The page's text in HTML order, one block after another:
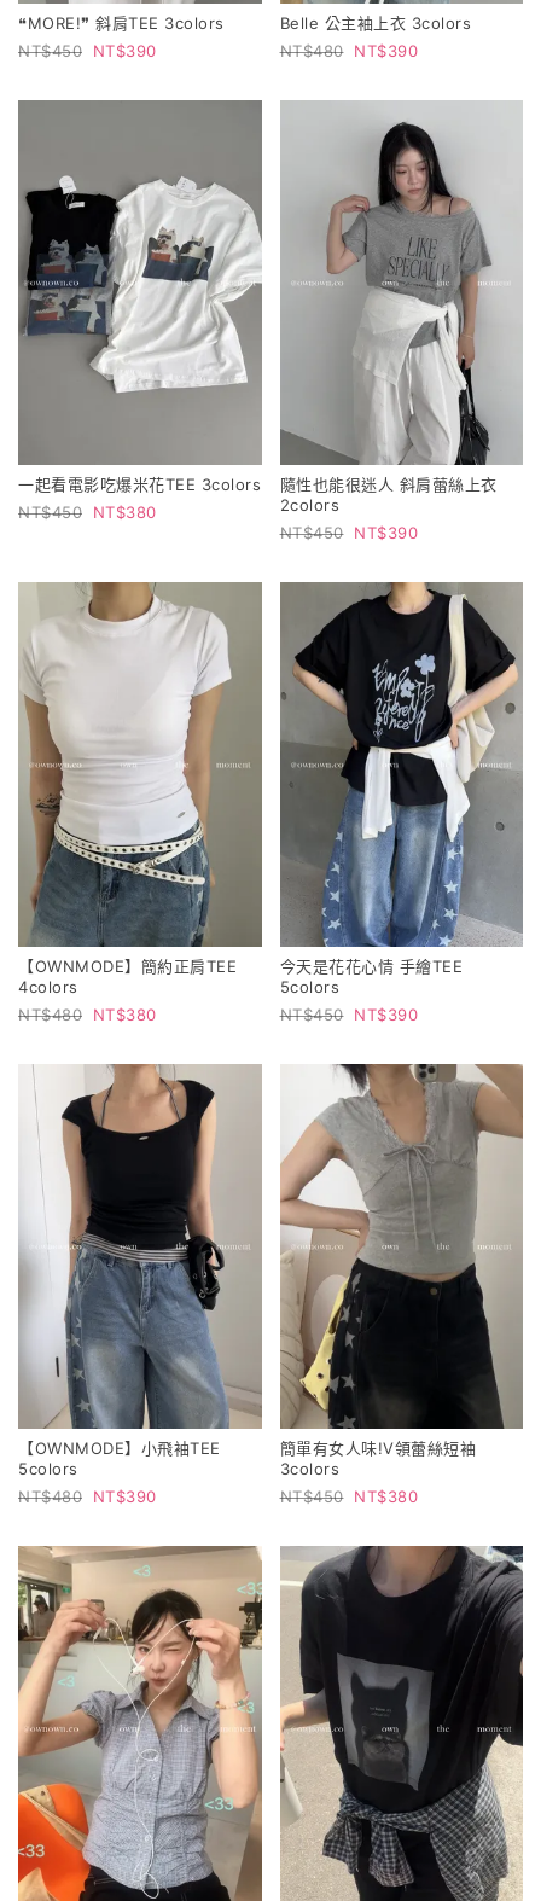
❝MORE!❞ 斜肩TEE 3colors
450
390
Belle 公主袖上衣 3colors
480
390
一起看電影吃爆米花TEE 3colors
450
380
隨性也能很迷人 斜肩蕾絲上衣
2colors
450
390
【OWNMODE】簡約正肩TEE
4colors
480
380
今天是花花心情 手繪TEE
5colors
450
390
【OWNMODE】小飛袖TEE
5colors
480
390
簡單有女人味!V領蕾絲短袖
3colors
450
380